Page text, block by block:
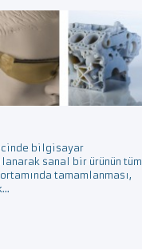
bilgisayar
sanal bir ürünün tüm
tamamlanması,